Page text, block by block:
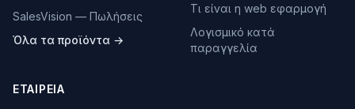
SalesVision — Πωλήσεις
Όλα τα προϊόντα →
Τι είναι η web εφαρμογή
Λογισμικό κατά
παραγγελία
ΕΤΑΙΡΕΊΑ